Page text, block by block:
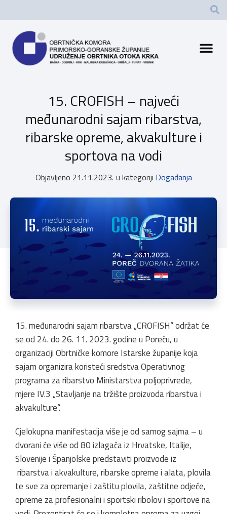
15. CROFISH – najveći
međunarodni sajam ribarstva,
ribarske opreme, akvakulture i
sportova na vodi
Objavljeno 21.11.2023. u kategoriji Događanja
15. međunarodni sajam ribarstva „CROFISH“ održat će
se od 24. do 26. 11. 2023. godine u Poreču, u
organizaciji Obrtničke komore Istarske županije koja
sajam organizira koristeći sredstva Operativnog
programa za ribarstvo Ministarstva poljoprivrede,
mjere IV.3 „Stavljanje na tržište proizvoda ribarstva i
akvakulture“.
Cjelokupna manifestacija više je od samog sajma – u
dvorani će više od 80 izlagača iz Hrvatske, Italije,
Slovenije i Španjolske predstaviti proizvode iz
ribarstva i akvakulture, ribarske opreme i alata, plovila
te sve za opremanje i zaštitu plovila, zaštitne odjeće,
opreme za profesionalni i sportski ribolov i sportove na